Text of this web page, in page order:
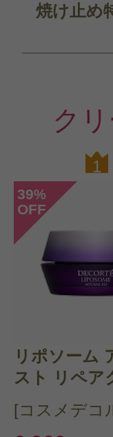
焼け止め
ク
1
39%
OFF
リポソーム
スト リペア
[コスメデコ